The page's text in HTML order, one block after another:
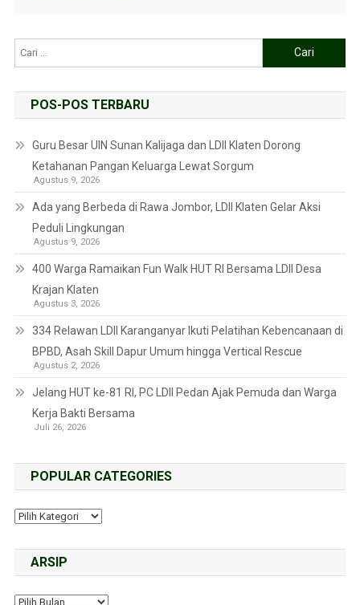
POS-POS TERBARU
Guru Besar UIN Sunan Kalijaga dan LDII Klaten Dorong
Ketahanan Pangan Keluarga Lewat Sorgum
Agustus 9, 2026
Ada yang Berbeda di Rawa Jombor, LDII Klaten Gelar Aksi
Peduli Lingkungan
Agustus 9, 2026
400 Warga Ramaikan Fun Walk HUT RI Bersama LDII Desa
Krajan Klaten
Agustus 3, 2026
334 Relawan LDII Karanganyar Ikuti Pelatihan Kebencanaan di
BPBD, Asah Skill Dapur Umum hingga Vertical Rescue
Agustus 2, 2026
Jelang HUT ke-81 RI, PC LDII Pedan Ajak Pemuda dan Warga
Kerja Bakti Bersama
Juli 26, 2026
POPULAR CATEGORIES
ARSIP